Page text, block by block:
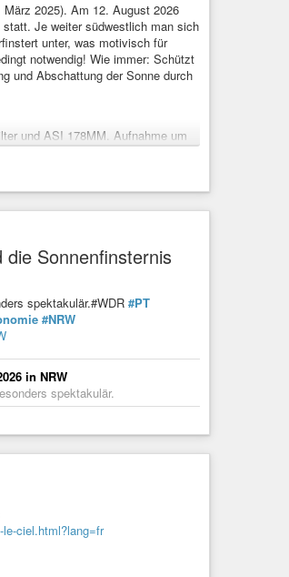
2025). Am 12. August 2026
Je weiter südwestlich man sich
unter, was motivisch für
notwendig! Wie immer: Schützt
und Abschattung der Sonne durch
und ASI 178MM. Aufnahme um
Sonnenfinsternis
spektakulär.#WDR #PT
#NRW
in NRW
spektakulär.
ciel.html?lang=fr